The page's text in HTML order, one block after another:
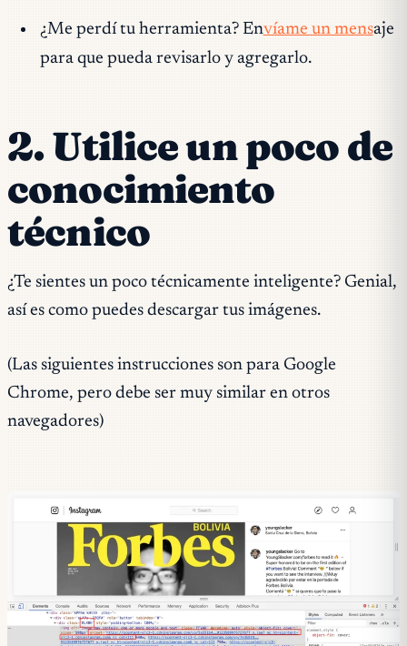
¿Me perdí tu herramienta? Envíame un mensaje
para que pueda revisarlo y agregarlo.
2. Utilice un poco de
conocimiento
técnico
¿Te sientes un poco técnicamente inteligente? Genial,
así es como puedes descargar tus imágenes.
(Las siguientes instrucciones son para Google
Chrome, pero debe ser muy similar en otros
navegadores)